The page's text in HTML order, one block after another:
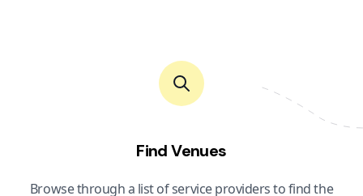
Find Venues
Browse through a list of service providers to find the